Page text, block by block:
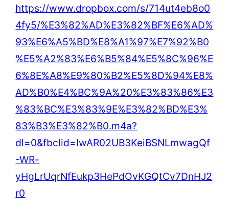
https://www.dropbox.com/s/714ut4eb8o0
4fy5/%E3%82%AD%E3%82%BF%E6%AD%
93%E6%A5%BD%E8%A1%97%E7%92%B0
%E5%A2%83%E6%B5%84%E5%8C%96%E
6%8E%A8%E9%80%B2%E5%8D%94%E8%
AD%B0%E4%BC%9A%20%E3%83%86%E3
%83%BC%E3%83%9E%E3%82%BD%E3%
83%B3%E3%82%B0.m4a?
dl=0&fbclid=IwAR02UB3KeiBSNLmwagQf
-WR-
yHgLrUqrNfEukp3HePdOvKGQtCv7DnHJ2
r0